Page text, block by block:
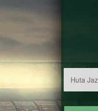
Huta